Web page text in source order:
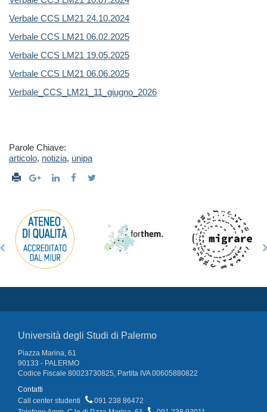
Verbale CCS LM21 24.10.2024
Verbale CCS LM21 06.02.2025
Verbale CCS LM21 19.05.2025
Verbale CCS LM21 06.06.2025
Verbale_CCS_LM21_11_giugno_2026
Parole Chiave:
articolo, notizia, unipa
Università degli Studi di Palermo
Piazza Marina, 61
90133 - PALERMO
Codice Fiscale 80023730825, Partita IVA 00605880822
Contatti
Call center studenti
091 238 86472